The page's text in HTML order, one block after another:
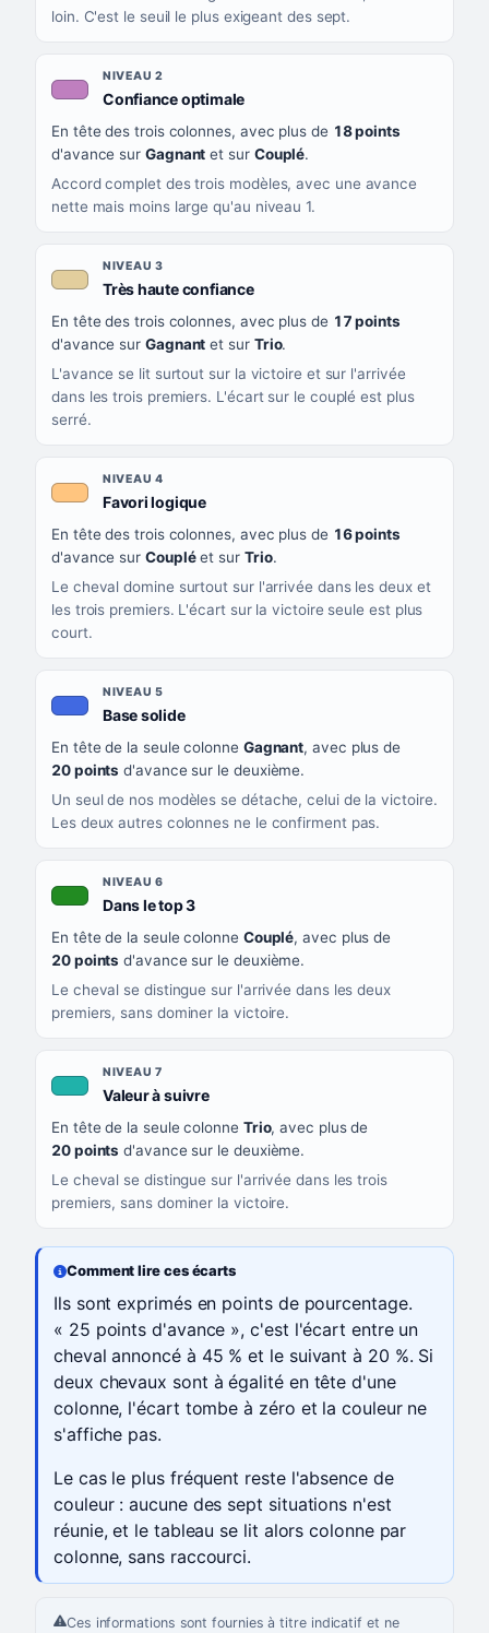
loin. C'est le seuil le plus exigeant des sept.
NIVEAU 2
Confiance optimale, couleur mauve
En tête des trois colonnes, avec plus de 18 points
d'avance sur Gagnant et sur Couplé.
Accord complet des trois modèles, avec une avance
nette mais moins large qu'au niveau 1.
NIVEAU 3
Très haute confiance, couleur beige
En tête des trois colonnes, avec plus de 17 points
d'avance sur Gagnant et sur Trio.
L'avance se lit surtout sur la victoire et sur l'arrivée
dans les trois premiers. L'écart sur le couplé est plus
serré.
NIVEAU 4
Favori logique, couleur orange clair
En tête des trois colonnes, avec plus de 16 points
d'avance sur Coupléet sur Trio.
Le cheval domine surtout sur l'arrivée dans les deux et
les trois premiers. L'écart sur la victoire seule est plus
court.
NIVEAU 5
Base solide, couleur bleu roi
En tête de la seule colonne Gagnant, avec plus de
20 points d'avance sur le deuxième.
Un seul de nos modèles se détache, celui de la victoire.
Les deux autres colonnes ne le confirment pas.
NIVEAU 6
Dans le top 3, couleur verte
En tête de la seule colonne Couplé, avec plus de
20 points d'avance sur le deuxième.
Le cheval se distingue sur l'arrivée dans les deux
premiers, sans dominer la victoire.
NIVEAU 7
Valeur à suivre, couleur turquoise
En tête de la seule colonne Trio, avec plus de
20 points d'avance sur le deuxième.
Le cheval se distingue sur l'arrivée dans les trois
premiers, sans dominer la victoire.
Comment lire ces écarts
Ils sont exprimés en points de pourcentage.
« 25 points d'avance », c'est l'écart entre un
cheval annoncé à 45 % et le suivant à 20 %. Si
deux chevaux sont à égalité en tête d'une
colonne, l'écart tombe à zéro et la couleur ne
s'affiche pas.
Le cas le plus fréquent reste l'absence de
couleur : aucune des sept situations n'est
réunie, et le tableau se lit alors colonne par
colonne, sans raccourci.
Ces informations sont fournies à titre indicatif et ne